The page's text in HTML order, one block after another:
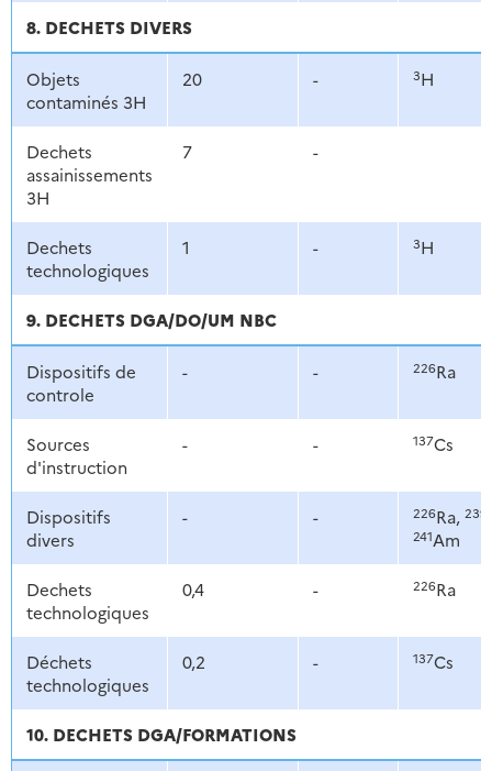
8. DECHETS DIVERS
Objets
contaminés 3H
20 - 3H
Dechets
assainissements
3H
7 -
Dechets
technologiques
1 - 3H
9. DECHETS DGA/DO/UM NBC
Dispositifs de
controle
- - 226Ra
Sources
d'instruction
- - 137Cs
Dispositifs
divers
- - 226Ra, 239
241Am
Dechets
technologiques
0,4 - 226Ra
Déchets
technologiques
0,2 - 137Cs
10. DECHETS DGA/FORMATIONS